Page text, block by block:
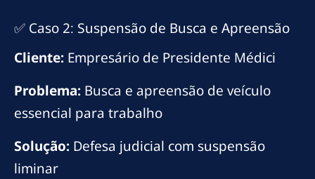
✅ Caso 2: Suspensão de Busca e Apreensão
Cliente: Empresário de Presidente Médici
Problema: Busca e apreensão de veículo
essencial para trabalho
Solução: Defesa judicial com suspensão
liminar